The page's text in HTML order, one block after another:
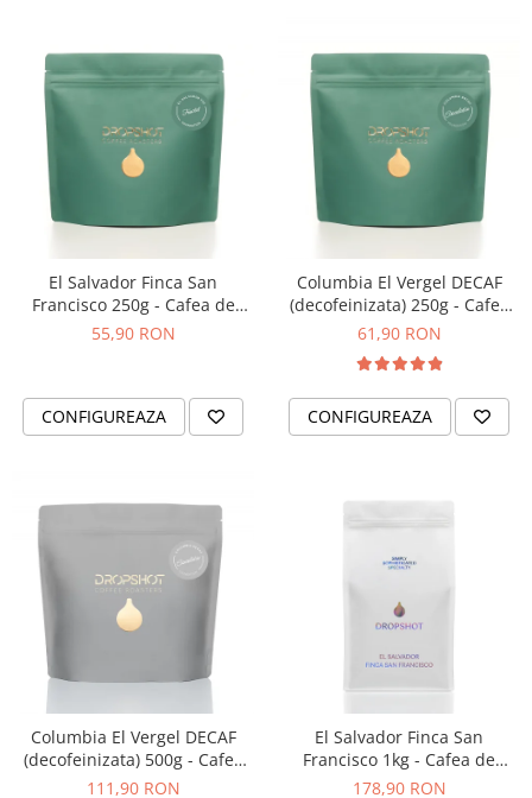
El Salvador Finca San
Francisco 250g - Cafea de
specialitate DROPSHOT
55,90 RON
CONFIGUREAZA
Columbia El Vergel DECAF
(decofeinizata) 250g - Cafea
de specialitate DROPSHOT
61,90 RON
CONFIGUREAZA
Columbia El Vergel DECAF
(decofeinizata) 500g - Cafea
de specialitate DROPSHOT
111,90 RON
El Salvador Finca San
Francisco 1kg - Cafea de
specialitate DROPSHOT
178,90 RON